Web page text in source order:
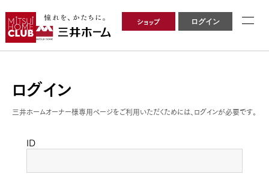
ショップ ログイン
ログイン
三井ホームオーナー様専用ページをご利用いただくためには、ログインが必要です。
ID